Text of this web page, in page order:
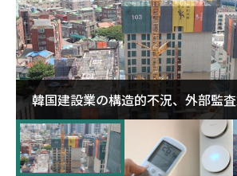
韓国建設業の構造的不況、外部監
超が「ゾンビ企業」に…5年で2.8